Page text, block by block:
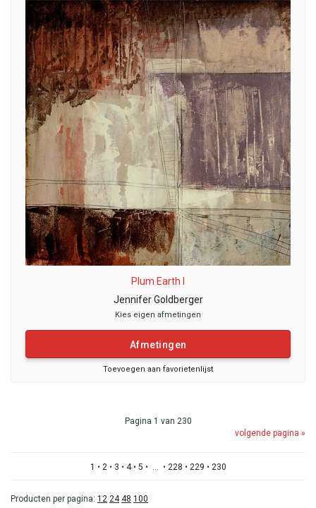
Plum Earth I
Jennifer Goldberger
Kies eigen afmetingen
Afmetingen
Toevoegen aan favorietenlijst
Pagina 1 van 230
volgende pagina »
1 • 2• 3 • 4• 5 • ... • 228 • 229 • 230
Producten per pagina: 12 24 48 100